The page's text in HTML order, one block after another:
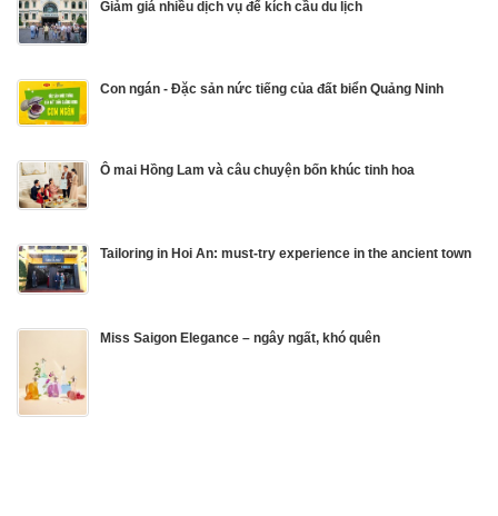
Giảm giá nhiều dịch vụ để kích cầu du lịch
Con ngán - Đặc sản nức tiếng của đất biển Quảng Ninh
Ô mai Hồng Lam và câu chuyện bốn khúc tinh hoa
Tailoring in Hoi An: must-try experience in the ancient town
Miss Saigon Elegance – ngây ngất, khó quên